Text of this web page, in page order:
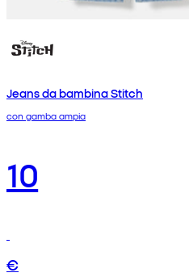
Jeans da bambina Stitch
con gamba ampia
10
€